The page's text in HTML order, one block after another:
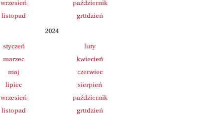
wrzesień
październik
listopad
grudzień
2024
styczeń
luty
marzec
kwiecień
maj
czerwiec
lipiec
sierpień
wrzesień
październik
listopad
grudzień